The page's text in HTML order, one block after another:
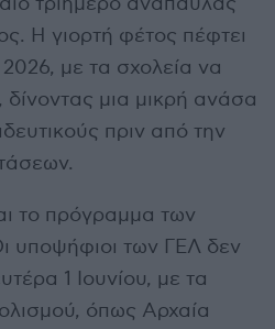
Η γιορτή φέτος πέφτει
με τα σχολεία να
μια μικρή ανάσα
πριν από την
το πρόγραμμα των
υποψήφιοι των ΓΕΛ δεν
1 Ιουνίου, με τα
όπως Αρχαία